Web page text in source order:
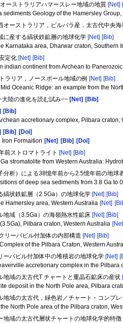
ーストラリアハマースレー地域の地質[Net]
Geology of the Hamersley Group,
オーストラリア，ピルバラ産，太古代中央
に産する縞状鉄鉱層の地球化学[Net] [Bib]
Karnataka area, Dharwar craton, Southern
定化[Net] [Bib]
indian continent from Archean to Panerozoic
ラリア，ノースポール地域の例[Net] [Bib]
Oceanic Ridge: an example from the
大陸の進化を読む試み−−[Net] [Bib]
[Bib]
accretionary complex, Pilbara craton,
[Bib] [Doi]
Formaition [Net] [Bib] [Doi]
前ストロマトライト [Net] [Bib]
stromatolite from Western Australia:
析）による38憶年前から2.5憶年前の地球
of deep sea sediments from 3.8 Ga
縞状鉄鉱層（2.5Ga）の地球化学 [Net] [Bib]
Hamersley area, Western Australia [Net]
地域（3.5Ga）の海嶺熱水性鉱床 [Net] [Bib]
Pilbara craton, Western Australia
リーバビル付加体の内部構造 [Net] [Bib]
of the Pilbara Craton, Western
ーバビル付加体中の堆積岩の地球化学 [Net]
accretionary complex in the Pilbara
域の太古代T チャートと重晶石鉱床の産状
deposit in the North Pole area, Pilbara
域の太古代，緑色岩／チャート・コンプレ
North Pole area of the Pilbara craton,
域の太古代層状チャートの地球化学的特徴